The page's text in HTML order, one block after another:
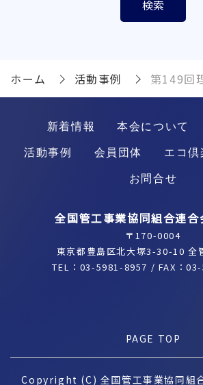
ホーム 活動事例 第149回
PAGE TOP
新着情報 本会について
活動事例
会員団体 エコ倶
お問合せ
全国管工事業協同組合連合
〒170-0004
東京都豊島区北大塚3-30-10 全
TEL： 03-5981-8957 / FAX：
Copyright (C) 全国管工事業協同組